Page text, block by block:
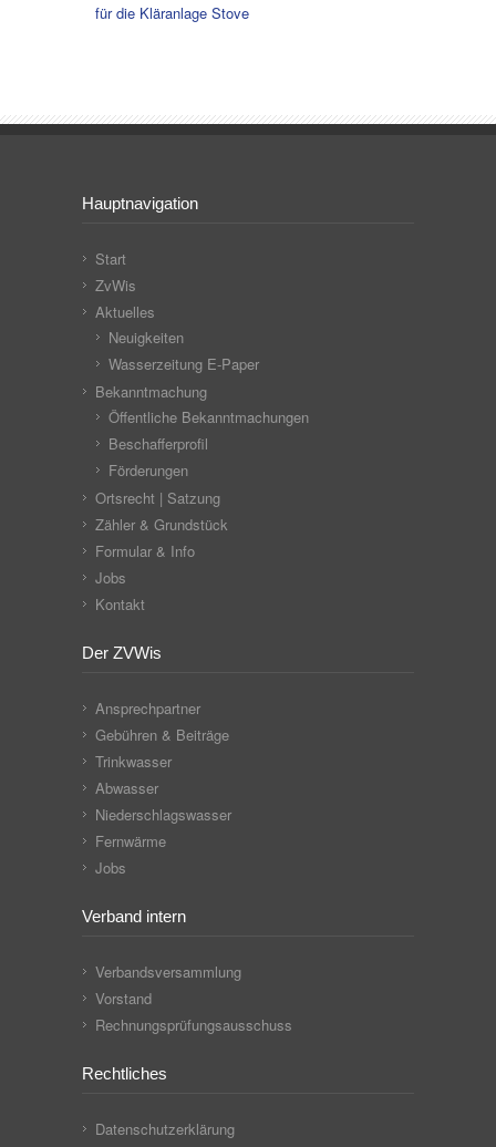
für die Kläranlage Stove
Hauptnavigation
Start
ZvWis
Aktuelles
Neuigkeiten
Wasserzeitung E-Paper
Bekanntmachung
Öffentliche Bekanntmachungen
Beschafferprofil
Förderungen
Ortsrecht | Satzung
Zähler & Grundstück
Formular & Info
Jobs
Kontakt
Der ZVWis
Ansprechpartner
Gebühren & Beiträge
Trinkwasser
Abwasser
Niederschlagswasser
Fernwärme
Jobs
Verband intern
Verbandsversammlung
Vorstand
Rechnungsprüfungsausschuss
Rechtliches
Datenschutzerklärung